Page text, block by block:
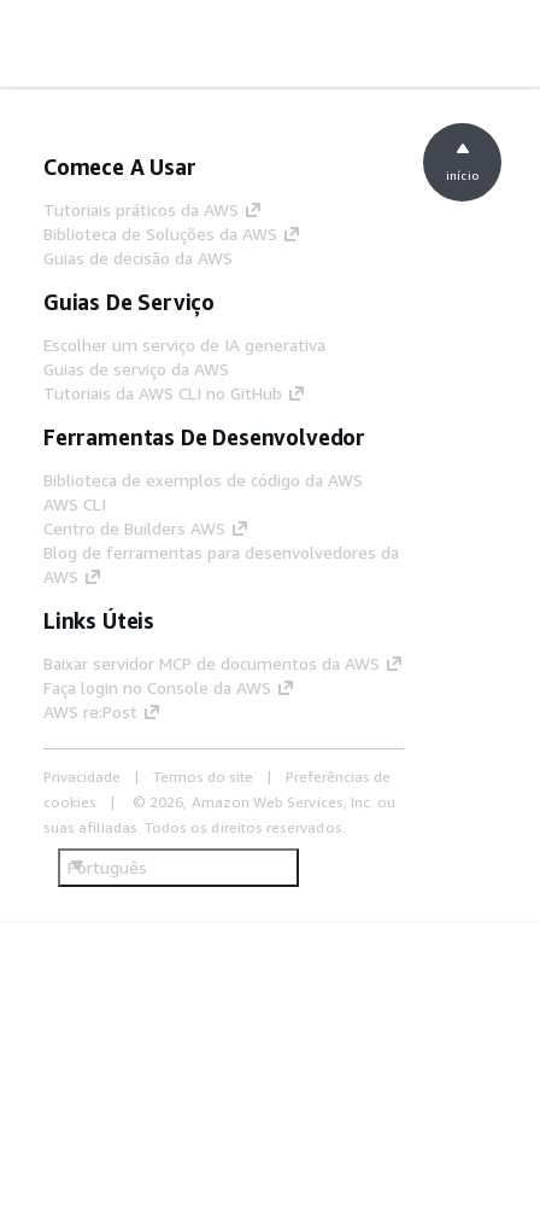
Comece A Usar
Tutoriais práticos da AWS
Biblioteca de Soluções da AWS
Guias de decisão da AWS
Guias De Serviço
Escolher um serviço de IA generativa
Guias de serviço da AWS
Tutoriais da AWS CLI no GitHub
Ferramentas De Desenvolvedor
Biblioteca de exemplos de código da AWS
AWS CLI
Centro de Builders AWS
Blog de ferramentas para desenvolvedores da
AWS
Links Úteis
Baixar servidor MCP de documentos da AWS
Faça login no Console da AWS
AWS re:Post
Privacidade Termos do site
Preferências de
cookies
© 2026, Amazon Web Services, Inc. ou
suas afiliadas. Todos os direitos reservados.
Português
início